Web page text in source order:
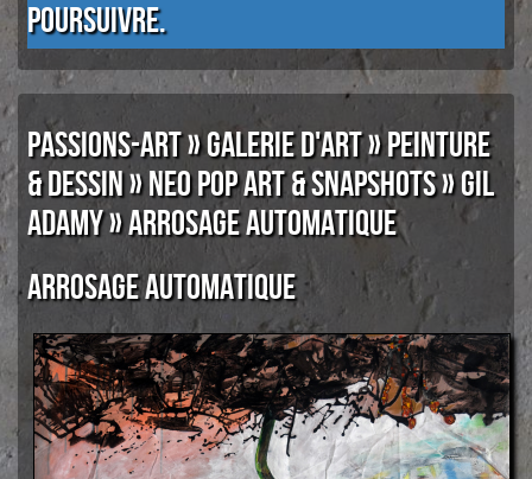
poursuivre.
PASSIONS-ART»GALERIE D'ART»PEINTURE
& DESSIN»NEO POP ART & SNAPSHOTS»GIL
ADAMY» ARROSAGE AUTOMATIQUE
ARROSAGE AUTOMATIQUE